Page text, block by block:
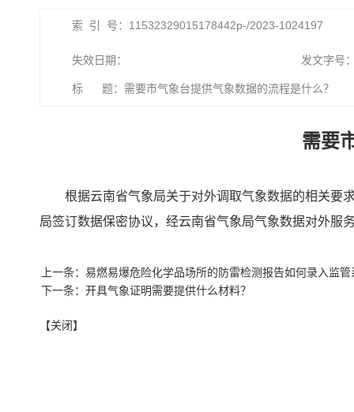
索 引 号：11532329015178442p-/2023-1024197
失效日期： 发文字号
标 题：需要市气象台提供气象数据的流程是什么？
需要
根据云南省气象局关于对外调取气象数据的相关要
局签订数据保密协议，经云南省气象局气象数据对外服
上一条：易燃易爆危险化学品场所的防雷检测报告如何录入监管
下一条：开具气象证明需要提供什么材料？
【关闭】